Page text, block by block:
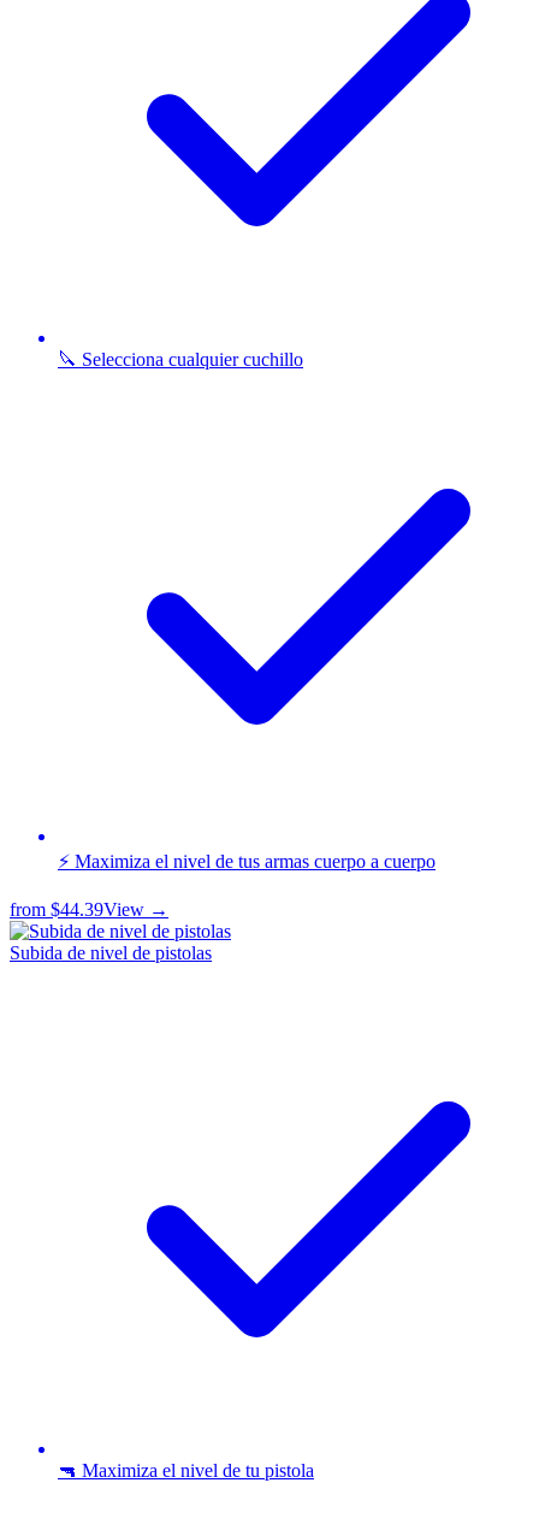
🔪 Selecciona cualquier cuchillo
⚡ Maximiza el nivel de tus armas cuerpo a cuerpo
from $44.39View →
Subida de nivel de pistolas
🔫 Maximiza el nivel de tu pistola